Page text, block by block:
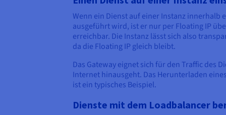
Wenn ein Dienst auf einer Instanz innerhalb
ausgeführt wird, ist er nur per Floating IP
erreichbar. Die Instanz lässt sich also
da die Floating IP gleich bleibt.
Das Gateway eignet sich für den Traffic des
Internet hinausgeht. Das Herunterladen
ist ein typisches Beispiel.
Dienste mit dem Loadbalancer